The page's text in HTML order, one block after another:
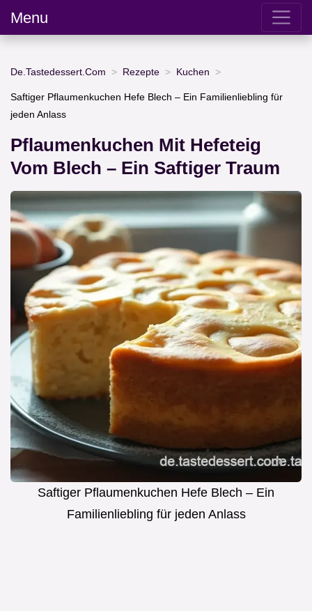
Menu
De.Tastedessert.Com Rezepte Kuchen
Saftiger Pflaumenkuchen Hefe Blech – Ein Familienliebling für
jeden Anlass
Pflaumenkuchen Mit Hefeteig
Vom Blech – Ein Saftiger Traum
Saftiger Pflaumenkuchen Hefe Blech – Ein
Familienliebling für jeden Anlass